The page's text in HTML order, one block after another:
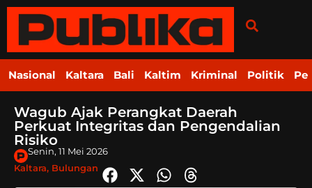
Nasional Kaltara Bali Kaltim Kriminal Politik
Wagub Ajak Perangkat Daerah
Perkuat Integritas dan Pengendalian
Risiko
Senin, 11 Mei 2026
Kaltara, Bulungan